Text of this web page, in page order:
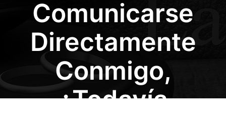
Comunicarse
Directamente
Conmigo,
¿todavía